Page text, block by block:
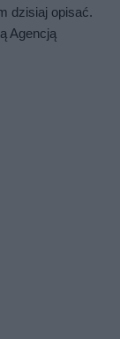
dzisiaj opisać.
Agencją